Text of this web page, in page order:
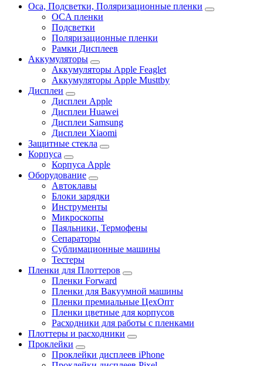
Oca, Подсветки, Поляризационные пленки
OCA пленки
Подсветки
Поляризационные пленки
Рамки Дисплеев
Аккумуляторы
Аккумуляторы Apple Feaglet
Аккумуляторы Apple Musttby
Дисплеи
Дисплеи Apple
Дисплеи Huawei
Дисплеи Samsung
Дисплеи Xiaomi
Защитные стекла
Корпуса
Корпуса Apple
Оборудование
Автоклавы
Блоки зарядки
Инструменты
Микроскопы
Паяльники, Термофены
Сепараторы
Сублимационные машины
Тестеры
Пленки для Плоттеров
Пленки Forward
Пленки для Вакуумной машины
Пленки премиальные ЦехОпт
Пленки цветные для корпусов
Расходники для работы с пленками
Плоттеры и расходники
Проклейки
Проклейки дисплеев iPhone